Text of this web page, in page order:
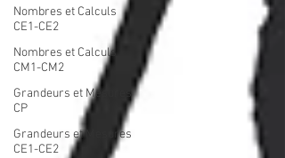
Nombres et Calculs
CE1-CE2
Nombres et Calculs
CM1-CM2
Grandeurs et Mesures
CP
Grandeurs et Mesures
CE1-CE2